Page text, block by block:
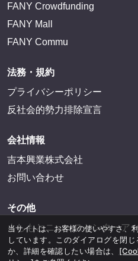
FANY Crowdfunding
FANY Mall
FANY Commu
法務・規約
プライバシーポリシー
反社会的勢力排除宣言
会社情報
吉本興業株式会社
お問い合わせ
その他
よしもとニュースセンターア
当サイトは、お客様の使いやすさ、
しています。このダイアログを閉
か、詳細を確認したい場合は、